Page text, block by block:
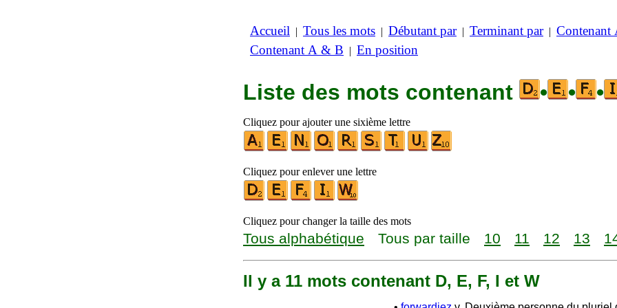
Accueil | Tous les mots | Débutant par| Terminant par| Contenant
Contenant A & B | En position
Liste des mots contenant • • •
Cliquez pour ajouter une sixième lettre
Cliquez pour enlever une lettre
Cliquez pour changer la taille des mots
Tous alphabétique Tous par taille 10 11 12 13
Il y a 11 mots contenant D, E, F, I et W